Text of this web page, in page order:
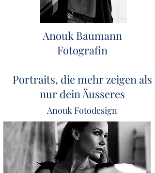
Anouk Baumann
Fotografin
Portraits, die mehr zeigen als
nur dein Äusseres
Anouk Fotodesign